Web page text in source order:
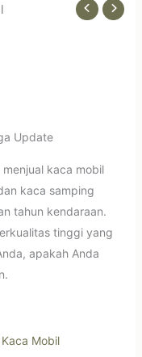
Update
kaca mobil
kaca samping
tahun kendaraan.
tinggi yang
apakah Anda
Kaca Mobil